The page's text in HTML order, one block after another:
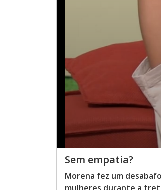
Sem empatia?
Morena fez um
mulheres durante a